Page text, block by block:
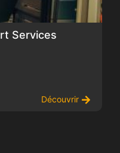
Services
Découvrir